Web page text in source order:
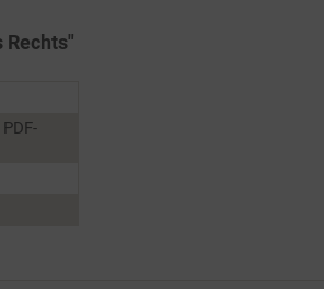
Rechts"